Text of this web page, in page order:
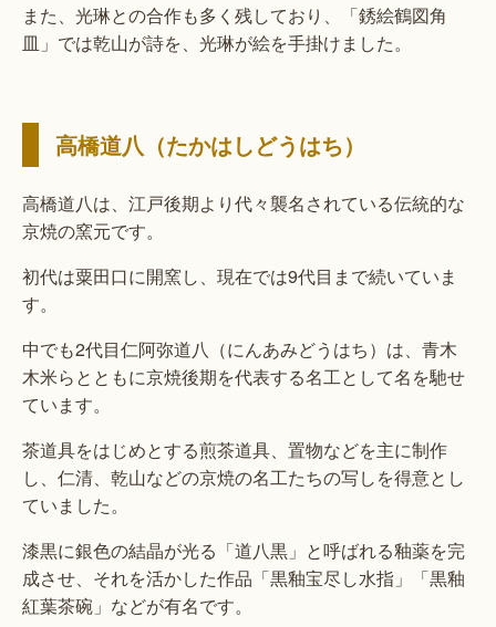
また、光琳との合作も多く残しており、「銹絵鶴図角
皿」では乾山が詩を、光琳が絵を手掛けました。
高橋道八（たかはしどうはち）
高橋道八は、江戸後期より代々襲名されている伝統的な
京焼の窯元です。
初代は粟田口に開窯し、現在では9代目まで続いていま
す。
中でも2代目仁阿弥道八（にんあみどうはち）は、青木
木米らとともに京焼後期を代表する名工として名を馳せ
ています。
茶道具をはじめとする煎茶道具、置物などを主に制作
し、仁清、乾山などの京焼の名工たちの写しを得意とし
ていました。
漆黒に銀色の結晶が光る「道八黒」と呼ばれる釉薬を完
成させ、それを活かした作品「黒釉宝尽し水指」「黒釉
紅葉茶碗」などが有名です。